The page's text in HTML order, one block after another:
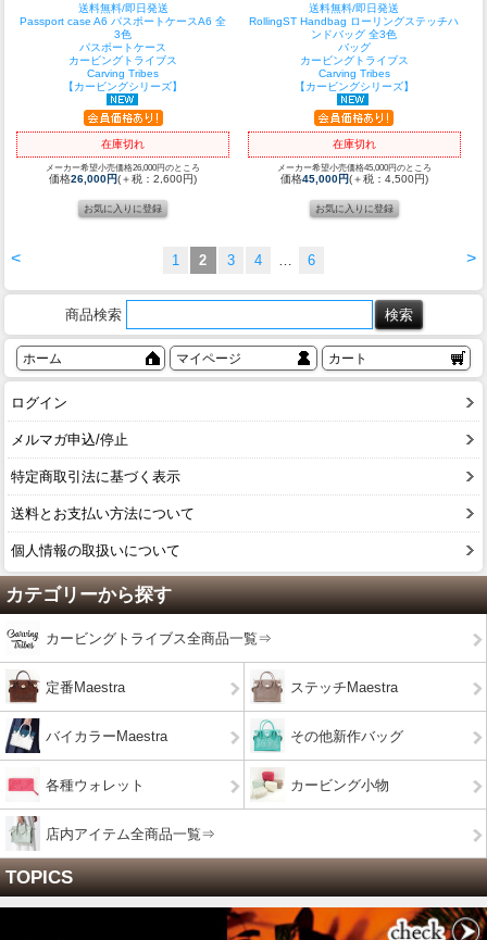
送料無料/即日発送
Passport case A6 パスポートケースA6 全
3色
パスポートケース
カービングトライブス
Carving Tribes
【カービングシリーズ】
在庫切れ
メーカー希望小売価格26,000円のところ
価格26,000円(＋税：2,600円)
送料無料/即日発送
RollingST Handbag ローリングステッチハ
ンドバッグ 全3色
バッグ
カービングトライブス
Carving Tribes
【カービングシリーズ】
在庫切れ
メーカー希望小売価格45,000円のところ
価格45,000円(＋税：4,500円)
< >
1 2 3 4 6
商品検索
ホーム マイページ カート
ログイン
メルマガ申込/停止
特定商取引法に基づく表示
送料とお支払い方法について
個人情報の取扱いについて
カテゴリーから探す
カービングトライブス全商品一覧⇒
定番Maestra ステッチMaestra
バイカラーMaestra その他新作バッグ
各種ウォレット カービング小物
店内アイテム全商品一覧⇒
TOPICS